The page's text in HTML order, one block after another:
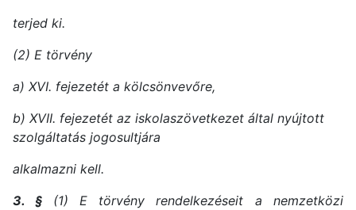
terjed ki.
(2) E törvény
a) XVI. fejezetét a kölcsönvevőre,
b) XVII. fejezetét az iskolaszövetkezet által nyújtott
szolgáltatás jogosultjára
alkalmazni kell.
3. § (1) E törvény rendelkezéseit a nemzetközi